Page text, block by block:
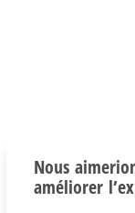
Nous
améliorer